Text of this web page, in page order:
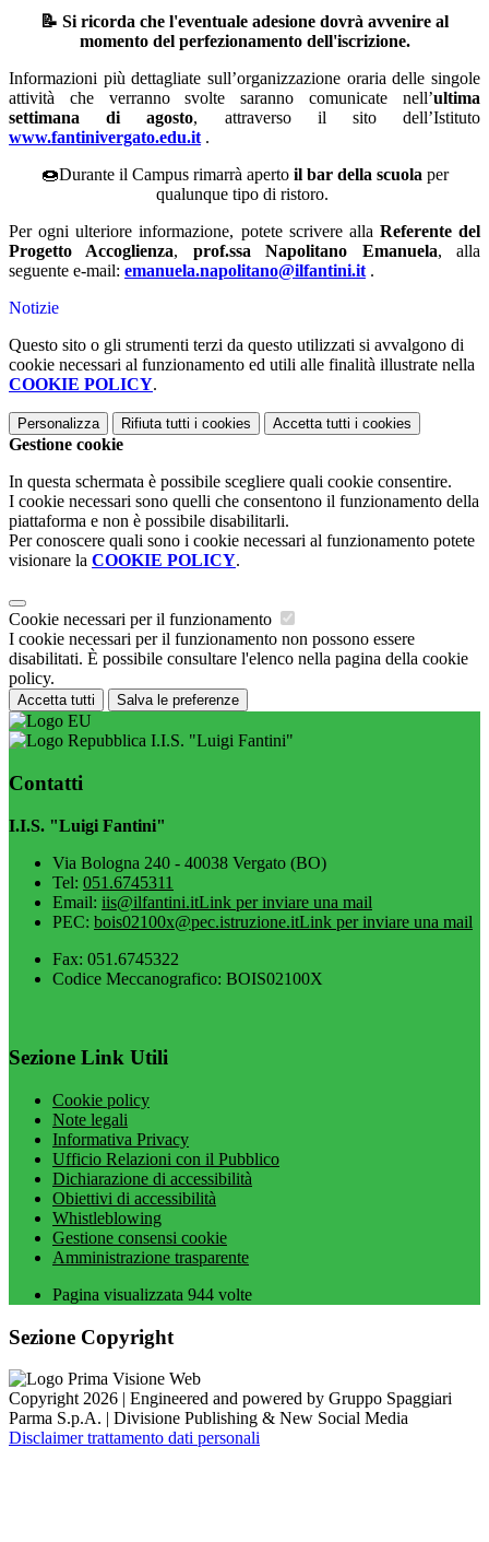
📝 Si ricorda che l'eventuale adesione dovrà avvenire al
momento del perfezionamento dell'iscrizione.
Informazioni più dettagliate sull’organizzazione oraria delle singole
attività che verranno svolte saranno comunicate nell’ultima
settimana di agosto, attraverso il sito dell’Istituto
www.fantinivergato.edu.it .
🍩Durante il Campus rimarrà aperto il bar della scuola per
qualunque tipo di ristoro.
Per ogni ulteriore informazione, potete scrivere alla Referente del
Progetto Accoglienza, prof.ssa Napolitano Emanuela, alla
seguente e-mail: emanuela.napolitano@ilfantini.it .
Notizie
Questo sito o gli strumenti terzi da questo utilizzati si avvalgono di
cookie necessari al funzionamento ed utili alle finalità illustrate nella
COOKIE POLICY.
Personalizza Rifiuta tutti i cookies Accetta tutti i cookies
Gestione cookie
In questa schermata è possibile scegliere quali cookie consentire.
I cookie necessari sono quelli che consentono il funzionamento della
piattaforma e non è possibile disabilitarli.
Per conoscere quali sono i cookie necessari al funzionamento potete
visionare la COOKIE POLICY.
Cookie necessari per il funzionamento
I cookie necessari per il funzionamento non possono essere
disabilitati. È possibile consultare l'elenco nella pagina della cookie
policy.
Accetta tutti Salva le preferenze
I.I.S. "Luigi Fantini"
Contatti
I.I.S. "Luigi Fantini"
Via Bologna 240 - 40038 Vergato (BO)
Tel: 051.6745311
Email: iis@ilfantini.itLink per inviare una mail
PEC: bois02100x@pec.istruzione.itLink per inviare una mail
Fax: 051.6745322
Codice Meccanografico: BOIS02100X
Sezione Link Utili
Cookie policy
Note legali
Informativa Privacy
Ufficio Relazioni con il Pubblico
Dichiarazione di accessibilità
Obiettivi di accessibilità
Whistleblowing
Gestione consensi cookie
Amministrazione trasparente
Pagina visualizzata 944 volte
Sezione Copyright
Copyright 2026 | Engineered and powered by Gruppo Spaggiari
Parma S.p.A. | Divisione Publishing & New Social Media
Disclaimer trattamento dati personali